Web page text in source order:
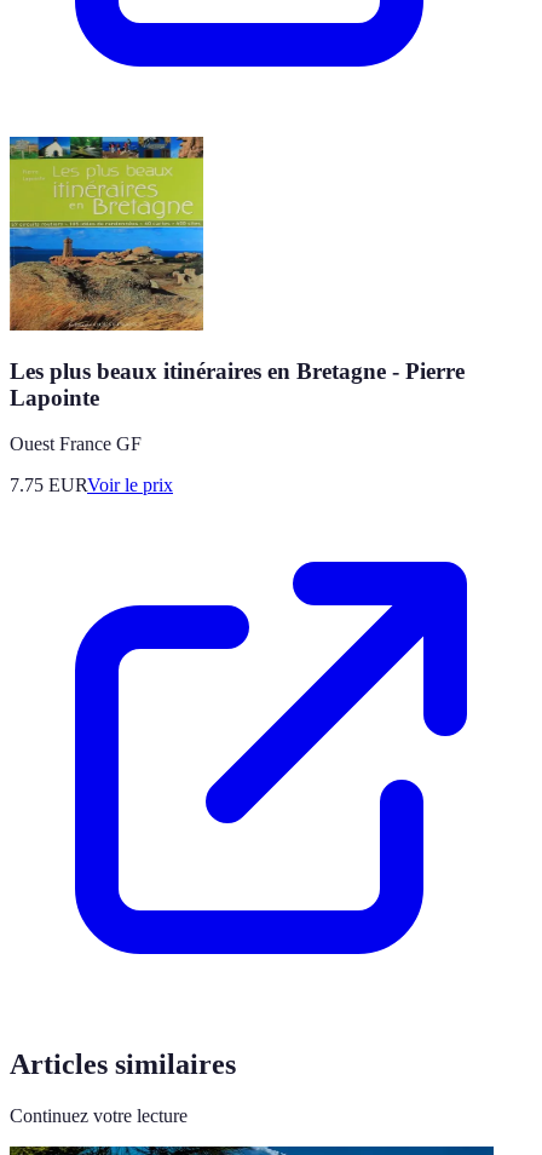
Les plus beaux itinéraires en Bretagne - Pierre
Lapointe
Ouest France GF
7.75 EURVoir le prix
Articles similaires
Continuez votre lecture